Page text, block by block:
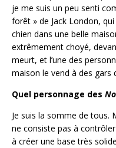
je me suis un peu senti
forêt » de Jack London,
chien dans une belle
extrêmement choyé,
meurt, et l’une des
maison le vend à des gars
Quel personnage des
Je suis la somme de tous.
ne consiste pas à
à créer une base très